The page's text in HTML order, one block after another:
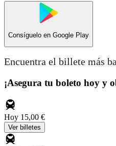
Consíguelo en Google Play
Encuentra el billete más
¡Asegura tu boleto hoy y
Hoy 15,00 €
Ver billetes